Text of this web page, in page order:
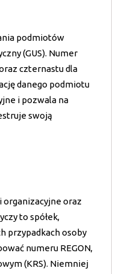
podmiotów
(GUS). Numer
czternastu dla
danego podmiotu
i pozwala na
swoją
organizacyjne oraz
to spółek,
przypadkach osoby
numeru REGON,
(KRS). Niemniej